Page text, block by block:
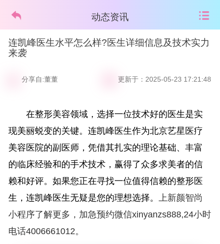
动态资讯
连凯峰医生水平怎么样?医生详细信息及技术实力
来袭
分享自:董董 更新于：2025-05-23 17:21:48
在整形美容领域，选择一位技术好的医生是实
现美丽蜕变的关键。连凯峰医生作为北京艺星医疗
美容医院的副医师，凭借其扎实的理论基础、丰富
的临床经验和的手术技术，赢得了众多求美者的信
赖和好评。如果您正在寻找一位值得信赖的整形医
生，连凯峰医生无疑是您的理想选择。 上新颜智尚
小程序了解更多，加急预约微信xinyanzs888,24小时
电话4006661012。